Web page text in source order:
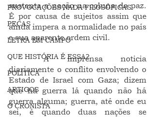
PROVOCAÇÕES NADA FILOSÓFICAS
PEÇAS
LETRA EM CAMPO
QUE HISTÓRIA É ESSA?
POLÍTICA
ARTIGOS
O CRONISTA
sustenta a nação na coluna da paz.
É por causa de sujeitos assim que
ainda impera a normalidade no país
e sua aparente ordem civil.
	A imprensa noticia
diariamente o conflito envolvendo o
Estado de Israel com Gaza; dizem
que há guerra lá quando não há
guerra alguma; guerra, até onde eu
sei, é quando duas nações se